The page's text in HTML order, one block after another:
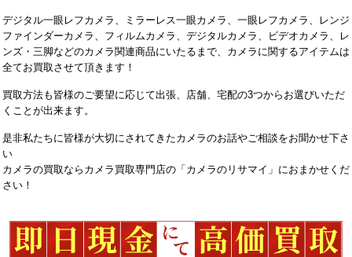
デジタル一眼レフカメラ、ミラーレス一眼カメラ、一眼レフカメラ、レンジ
ファインダーカメラ、フィルムカメラ、デジタルカメラ、ビデオカメラ、レ
ンズ・三脚などのカメラ関連商品にいたるまで、カメラに関するアイテムは
全てお買取させて頂きます！
買取方法も皆様のご要望に応じて出張、店舗、宅配の3つからお選びいただ
くことが出来ます。
是非私たちに皆様が大切にされてきたカメラのお話やご相談をお聞かせ下さ
い
カメラの買取ならカメラ買取専門店の「カメラのリサマイ」におまかせくだ
さい！